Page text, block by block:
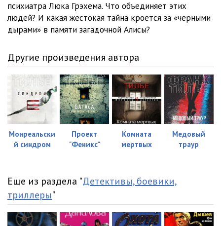
психиатра Люка Грэхема. Что объединяет этих
людей? И какая жестокая тайна кроется за «черными
дырами» в памяти загадочной Алисы?
Другие произведения автора
Монреальски
й синдром
Проект
"Феникс"
Комната
мертвых
Медовый
траур
Еще из раздела "Детективы, боевики,
триллеры"